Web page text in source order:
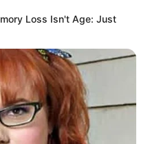
Loss Isn't Age: Just